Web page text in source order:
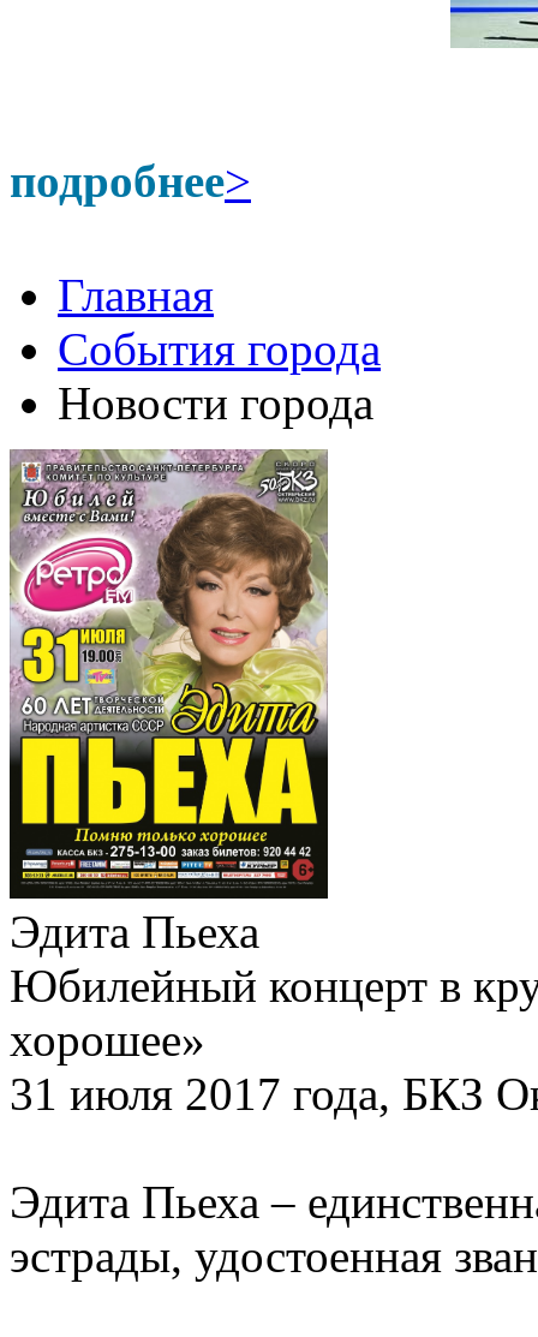
подробнее>
Главная
События города
Новости города
Эдита Пьеха
Юбилейный концерт в
хорошее»
31 июля 2017 года, БКЗ
Эдита Пьеха –
эстрады, удостоенная